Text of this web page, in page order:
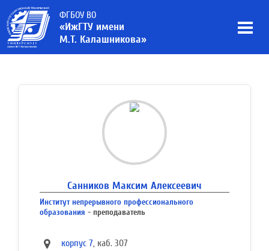
ФГБОУ ВО
«ИжГТУ имени
М.Т. Калашникова»
Санников Максим Алексеевич
Институт непрерывного профессионального
образования - преподаватель
корпус 7, каб. 307